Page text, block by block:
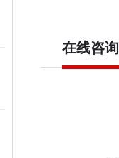
在线咨询